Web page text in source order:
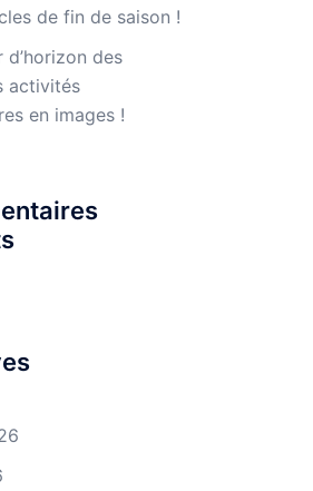
de fin de saison !
des
activités
en images !